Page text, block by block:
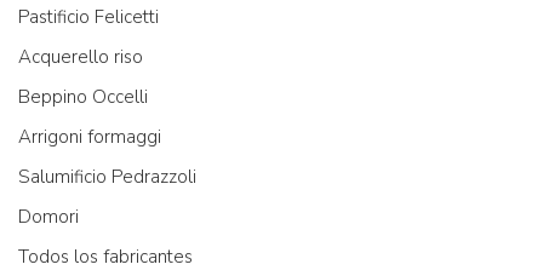
Pastificio Felicetti
Acquerello riso
Beppino Occelli
Arrigoni formaggi
Salumificio Pedrazzoli
Domori
Todos los fabricantes